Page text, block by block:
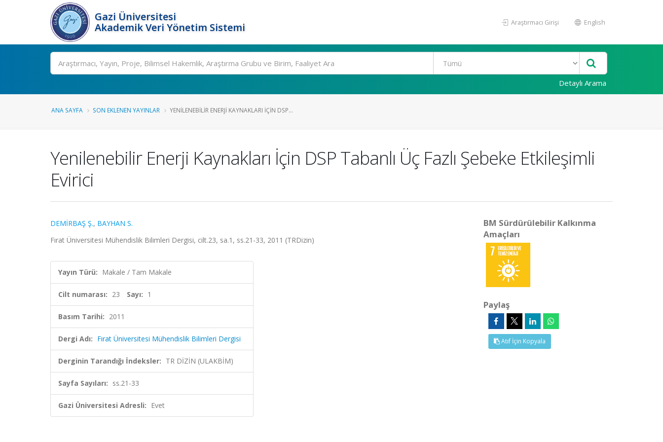
Gazi Üniversitesi
Akademik Veri Yönetim Sistemi
Araştırmacı Girişi English
Ara
Detaylı Arama
ANA SAYFA SON EKLENEN YAYINLAR YENILENEBILIR ENERJI KAYNAKLARI İÇIN DSP...
Yenilenebilir Enerji Kaynakları İçin DSP Tabanlı Üç Fazlı Şebeke Etkileşimli
Evirici
DEMİRBAŞ Ş., BAYHAN S.
Fırat Üniversitesi Mühendislik Bilimleri Dergisi, cilt.23, sa.1, ss.21-33, 2011 (TRDizin)
Yayın Türü: Makale / Tam Makale
Cilt numarası: 23 Sayı: 1
Basım Tarihi: 2011
Dergi Adı: Fırat Üniversitesi Mühendislik Bilimleri Dergisi
Derginin Tarandığı İndeksler: TR DİZİN (ULAKBİM)
Sayfa Sayıları: ss.21-33
Gazi Üniversitesi Adresli: Evet
BM Sürdürülebilir Kalkınma
Amaçları
Paylaş
Atıf İçin Kopyala